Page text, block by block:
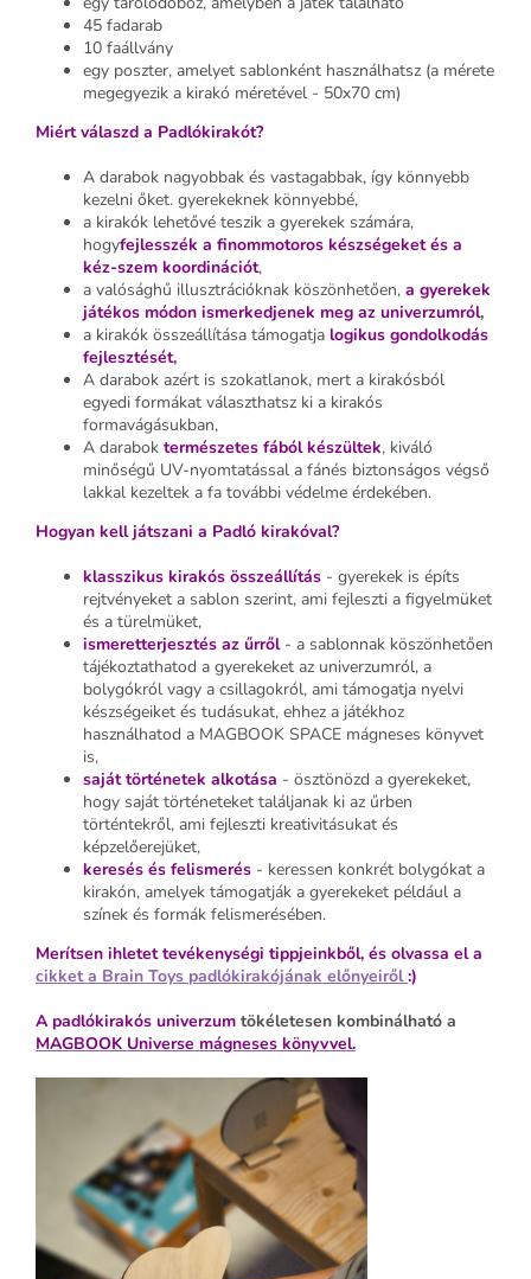
45 fadarab
10 faállvány
egy poszter, amelyet sablonként használhatsz (a mérete
megegyezik a kirakó méretével - 50x70 cm)
Miért válaszd a Padlókirakót?
A darabok nagyobbak és vastagabbak, így könnyebb
kezelni őket. gyerekeknek könnyebbé,
a kirakók lehetővé teszik a gyerekek számára,
hogyfejlesszék a finommotoros készségeket és a
kéz-szem koordinációt,
a valósághű illusztrációknak köszönhetően, a gyerekek
játékos módon ismerkedjenek meg az univerzumról,
a kirakók összeállítása támogatja logikus gondolkodás
fejlesztését,
A darabok azért is szokatlanok, mert a kirakósból
egyedi formákat választhatsz ki a kirakós
formavágásukban,
A darabok természetes fából készültek, kiváló
minőségű UV-nyomtatással a fánés biztonságos végső
lakkal kezeltek a fa további védelme érdekében.
Hogyan kell játszani a Padló kirakóval?
klasszikus kirakós összeállítás - gyerekek is építs
rejtvényeket a sablon szerint, ami fejleszti a figyelmüket
és a türelmüket,
ismeretterjesztés az űrről- a sablonnak köszönhetően
tájékoztathatod a gyerekeket az univerzumról, a
bolygókról vagy a csillagokról, ami támogatja nyelvi
készségeiket és tudásukat, ehhez a játékhoz
használhatod a MAGBOOK SPACE mágneses könyvet
is,
saját történetek alkotása - ösztönözd a gyerekeket,
hogy saját történeteket találjanak ki az űrben
történtekről, ami fejleszti kreativitásukat és
képzelőerejüket,
keresés és felismerés - keressen konkrét bolygókat a
kirakón, amelyek támogatják a gyerekeket például a
színek és formák felismerésében.
Merítsen ihletet tevékenységi tippjeinkből, és olvassa el a
cikket a Brain Toys padlókirakójának előnyeiről:)
A padlókirakós univerzum tökéletesen kombinálható a
MAGBOOK Universe mágneses könyvvel.